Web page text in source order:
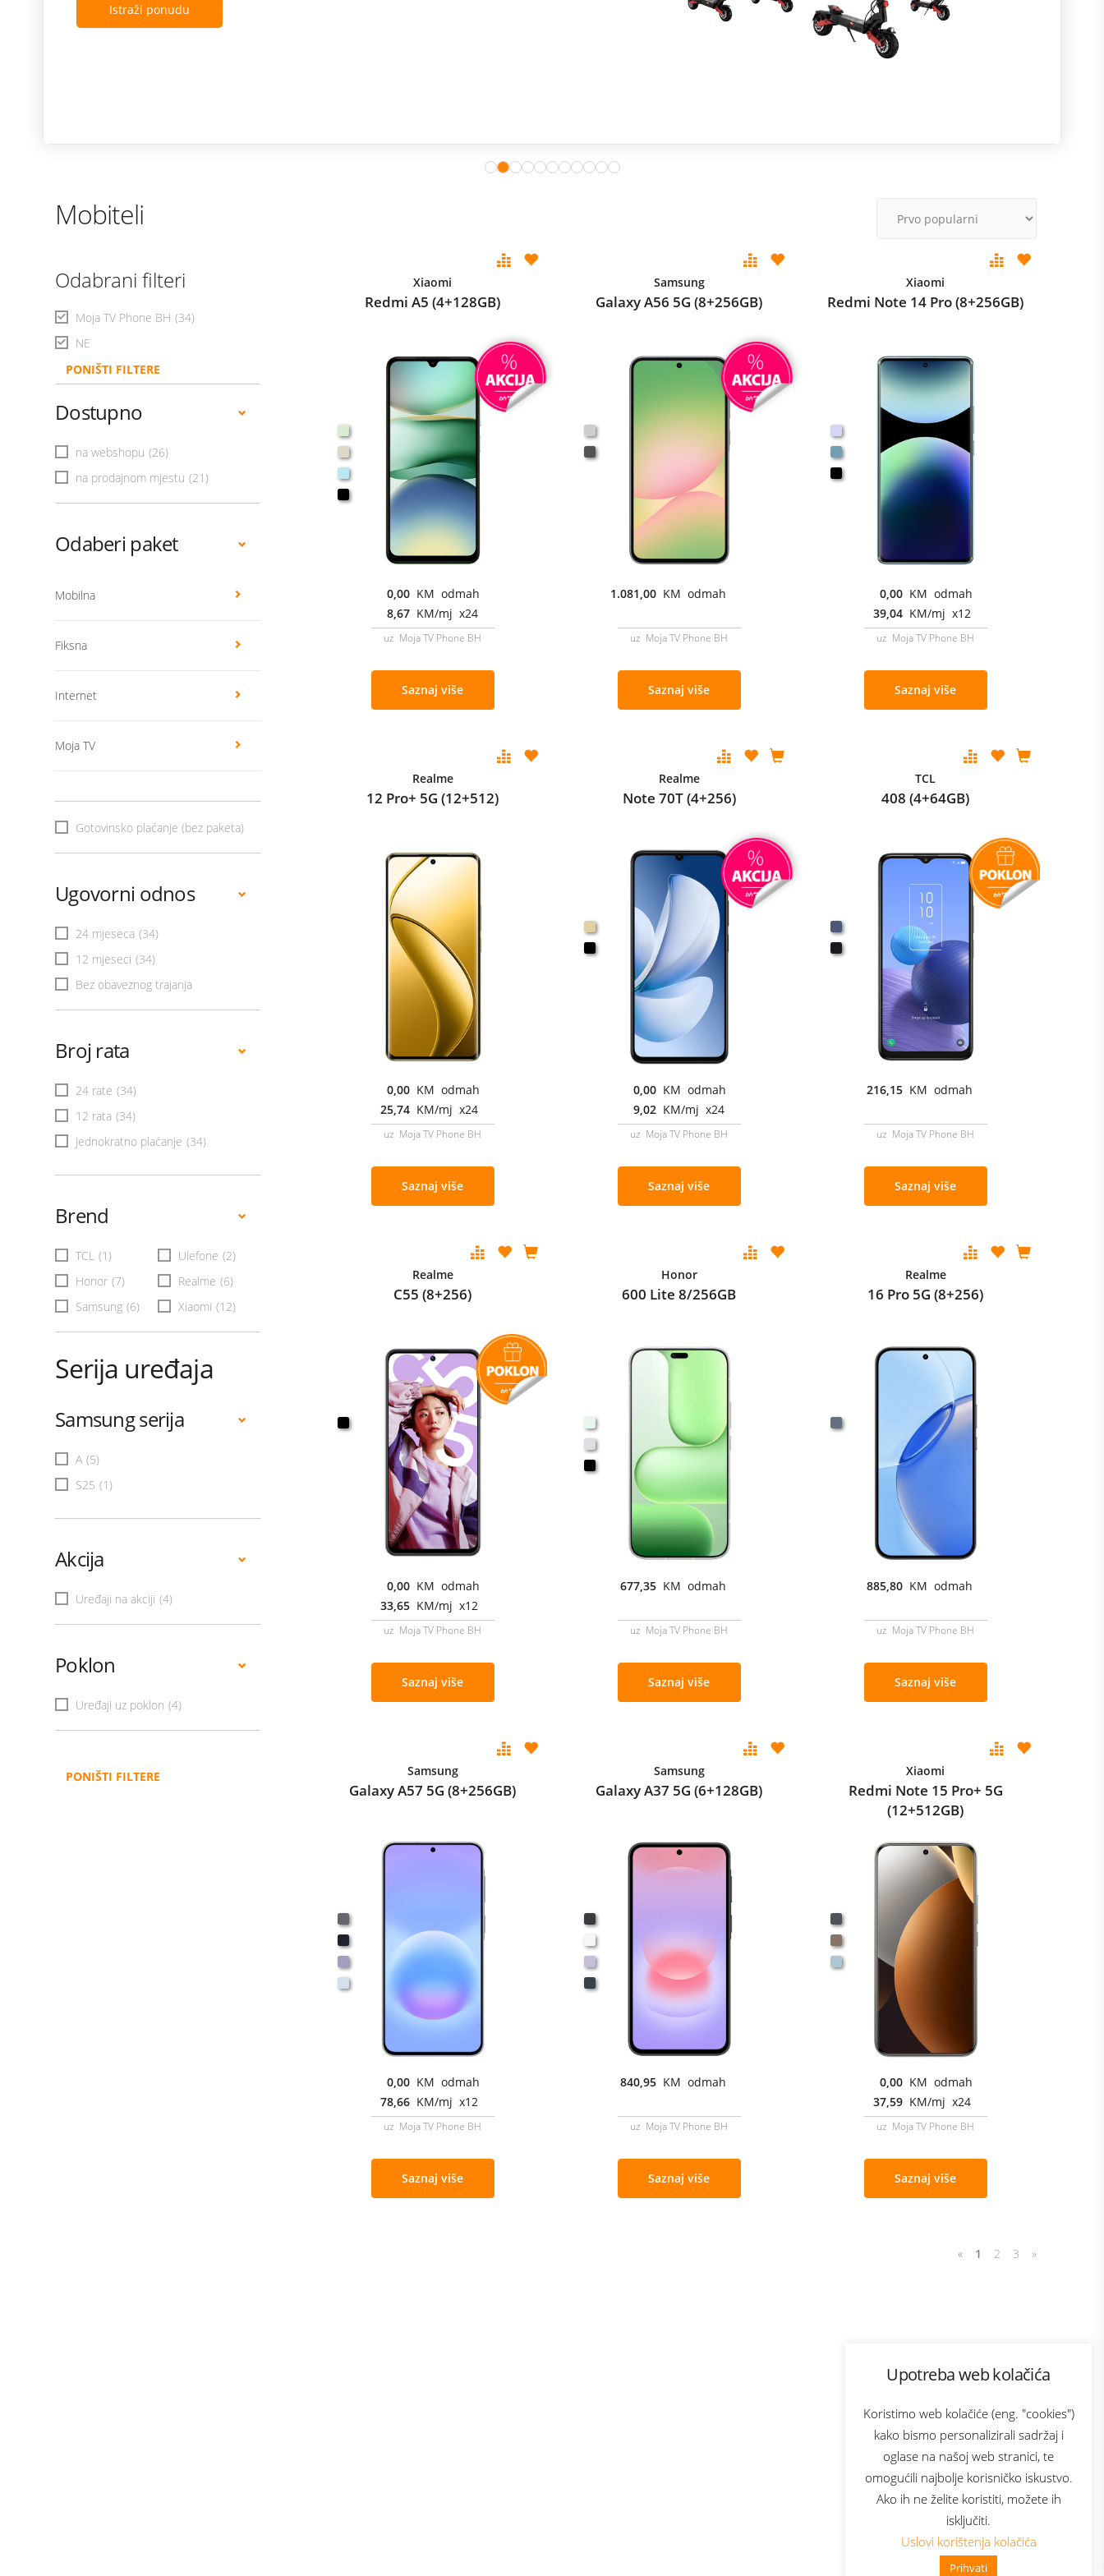
Upotreba web kolačića
Koristimo web kolačiće (eng. "cookies")
kako bismo personalizirali sadržaj i
oglase na našoj web stranici, te
omogućili najbolje korisničko iskustvo.
Ako ih ne želite koristiti, možete ih
isključiti.
Uslovi korištenja kolačića
Prihvati
👋 Zdravo, kako mogu pomoći?
Istraži ponudu
Mobiteli
Odabrani filteri
Moja TV Phone BH (34)
NE
PONIŠTI FILTERE
Dostupno
na webshopu (26)
na prodajnom mjestu (21)
Odaberi paket
Mobilna
Fiksna
Internet
Moja TV
Gotovinsko plaćanje (bez paketa)
Ugovorni odnos
24 mjeseca (34)
12 mjeseci (34)
Bez obaveznog trajanja
Broj rata
24 rate (34)
12 rata (34)
Jednokratno plaćanje (34)
Brend
TCL (1) Ulefone (2)
Honor (7) Realme (6)
Samsung (6) Xiaomi (12)
Serija uređaja
Samsung serija
A (5)
S25 (1)
Akcija
Uređaji na akciji (4)
Poklon
Uređaji uz poklon (4)
PONIŠTI FILTERE
Xiaomi
Redmi A5 (4+128GB)
0,00 KM odmah
8,67 KM/mj x24
uz Moja TV Phone BH
Saznaj više
Samsung
Galaxy A56 5G (8+256GB)
1.081,00 KM odmah
uz Moja TV Phone BH
Saznaj više
Xiaomi
Redmi Note 14 Pro (8+256GB)
0,00 KM odmah
39,04 KM/mj x12
uz Moja TV Phone BH
Saznaj više
Realme
12 Pro+ 5G (12+512)
0,00 KM odmah
25,74 KM/mj x24
uz Moja TV Phone BH
Saznaj više
Realme
Note 70T (4+256)
0,00 KM odmah
9,02 KM/mj x24
uz Moja TV Phone BH
Saznaj više
TCL
408 (4+64GB)
216,15 KM odmah
uz Moja TV Phone BH
Saznaj više
Realme
C55 (8+256)
0,00 KM odmah
33,65 KM/mj x12
uz Moja TV Phone BH
Saznaj više
Honor
600 Lite 8/256GB
677,35 KM odmah
uz Moja TV Phone BH
Saznaj više
Realme
16 Pro 5G (8+256)
885,80 KM odmah
uz Moja TV Phone BH
Saznaj više
Samsung
Galaxy A57 5G (8+256GB)
0,00 KM odmah
78,66 KM/mj x12
uz Moja TV Phone BH
Saznaj više
Samsung
Galaxy A37 5G (6+128GB)
840,95 KM odmah
uz Moja TV Phone BH
Saznaj više
Xiaomi
Redmi Note 15 Pro+ 5G
(12+512GB)
0,00 KM odmah
37,59 KM/mj x24
uz Moja TV Phone BH
Saznaj više
« 1 2 3 »
Bonus plus
Prijava za newsletter